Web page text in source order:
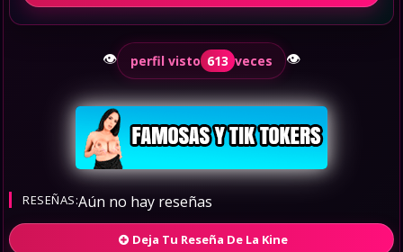
👁️ perfil visto 613 veces 👁️
RESEÑAS:
Deja Tu Reseña De La Kine
Aún no hay reseñas